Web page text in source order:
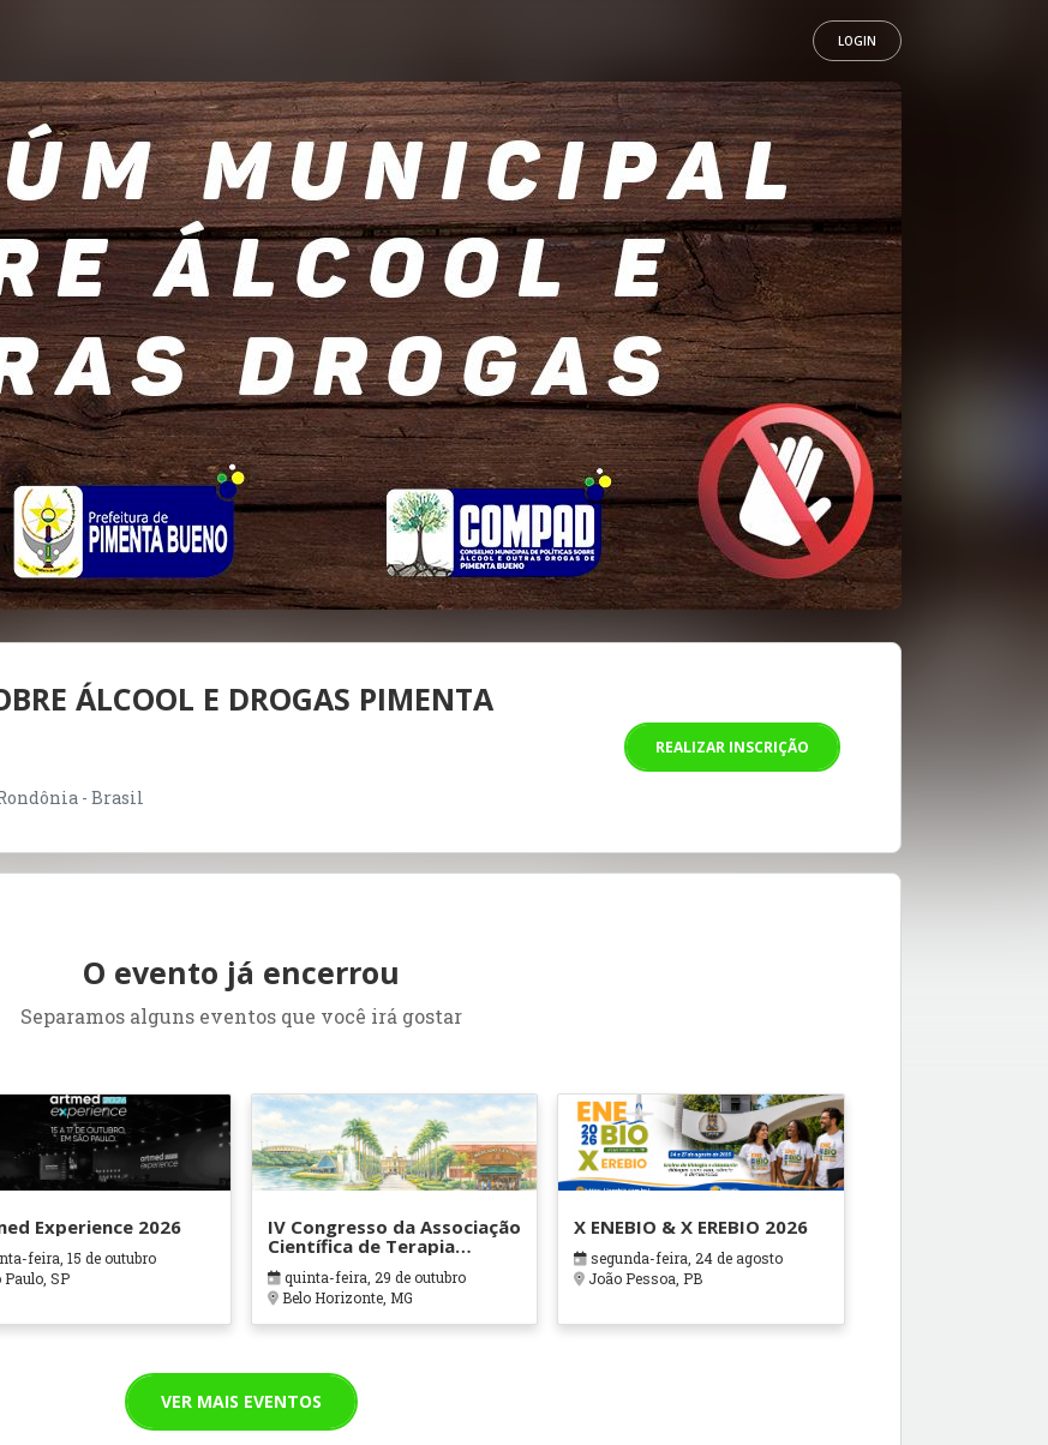
LOGIN
ÁLCOOL E DROGAS PIMENTA
- Brasil
REALIZAR INSCRIÇÃO
O evento já encerrou
Separamos alguns eventos que você irá gostar
Experience 2026
feira, 15 de outubro
Paulo, SP
IV Congresso da Associação
Científica de Terapia
Ocupacional em Contextos
Hospitalares e Cuidados
Paliativos - ATOHOSP
quinta-feira, 29 de outubro
Belo Horizonte, MG
X ENEBIO & X EREBIO 2026
segunda-feira, 24 de agosto
João Pessoa, PB
VER MAIS EVENTOS